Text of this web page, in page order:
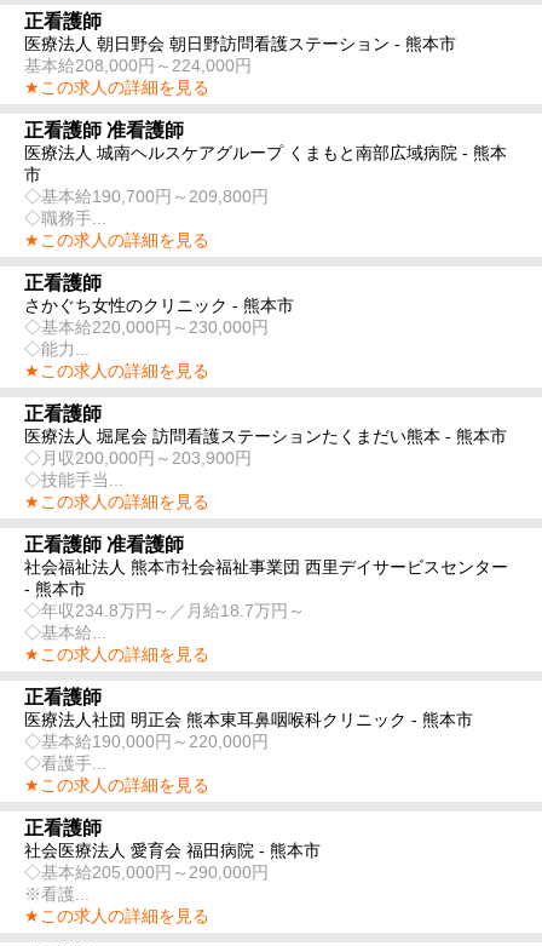
正看護師
医療法人 朝日野会 朝日野訪問看護ステーション - 熊本市
基本給208,000円～224,000円
★この求人の詳細を見る
正看護師 准看護師
医療法人 城南ヘルスケアグループ くまもと南部広域病院 - 熊本
市
◇基本給190,700円～209,800円
◇職務手...
★この求人の詳細を見る
正看護師
さかぐち女性のクリニック - 熊本市
◇基本給220,000円～230,000円
◇能力...
★この求人の詳細を見る
正看護師
医療法人 堀尾会 訪問看護ステーションたくまだい熊本 - 熊本市
◇月収200,000円～203,900円
◇技能手当...
★この求人の詳細を見る
正看護師 准看護師
社会福祉法人 熊本市社会福祉事業団 西里デイサービスセンター
- 熊本市
◇年収234.8万円～／月給18.7万円～
◇基本給...
★この求人の詳細を見る
正看護師
医療法人社団 明正会 熊本東耳鼻咽喉科クリニック - 熊本市
◇基本給190,000円～220,000円
◇看護手...
★この求人の詳細を見る
正看護師
社会医療法人 愛育会 福田病院 - 熊本市
◇基本給205,000円～290,000円
※看護...
★この求人の詳細を見る